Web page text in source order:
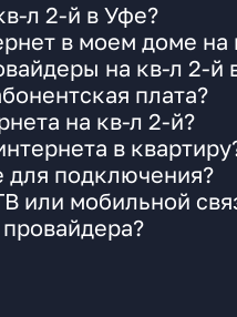
л 2-й в Уфе?
в моем доме на
на кв-л 2-й
плата?
на кв-л 2-й?
в
для подключения?
или мобильной